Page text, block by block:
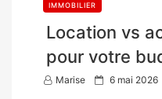
IMMOBILIER
Location vs
pour votre
Marise
P 6 mai 2026